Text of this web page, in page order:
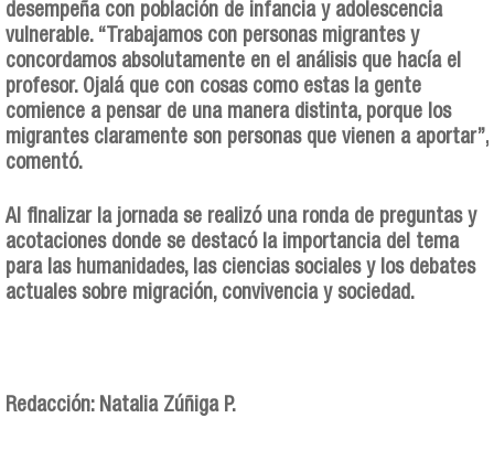
desempeña con población de infancia y adolescencia
vulnerable. “Trabajamos con personas migrantes y
concordamos absolutamente en el análisis que hacía el
profesor. Ojalá que con cosas como estas la gente
comience a pensar de una manera distinta, porque los
migrantes claramente son personas que vienen a aportar”,
comentó.
Al finalizar la jornada se realizó una ronda de preguntas y
acotaciones donde se destacó la importancia del tema
para las humanidades, las ciencias sociales y los debates
actuales sobre migración, convivencia y sociedad.
Redacción: Natalia Zúñiga P.